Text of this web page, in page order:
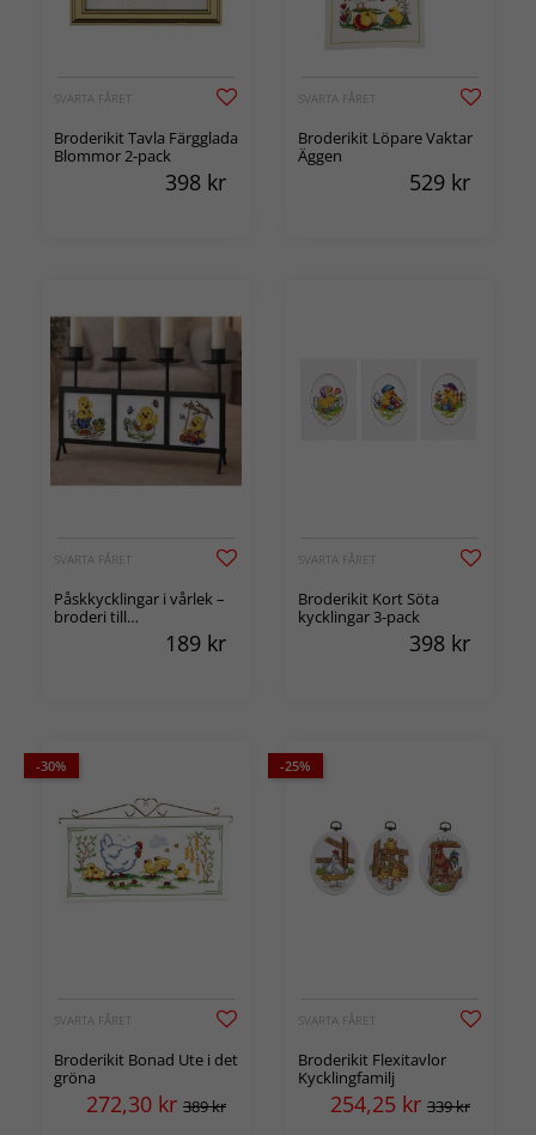
SVARTA FÅRET
Broderikit Tavla Färgglada
Blommor 2-pack
398 kr
SVARTA FÅRET
Broderikit Löpare Vaktar
Äggen
529 kr
SVARTA FÅRET
Påskkycklingar i vårlek –
broderi till
189 kr
SVARTA FÅRET
Broderikit Kort Söta
kycklingar 3-pack
398 kr
-30%
SVARTA FÅRET
Broderikit Bonad Ute i det
gröna
272,30 kr 389 kr
-25%
SVARTA FÅRET
Broderikit Flexitavlor
Kycklingfamilj
254,25 kr 339 kr